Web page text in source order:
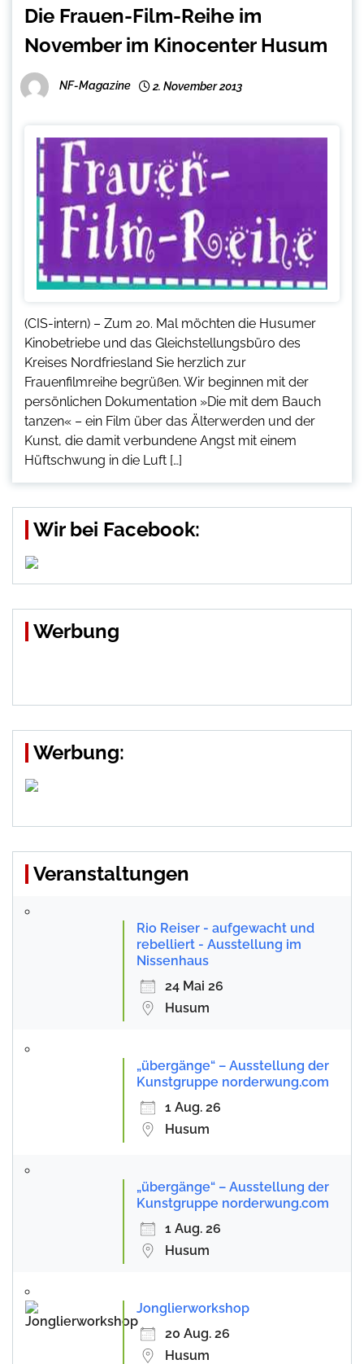
Die Frauen-Film-Reihe im
November im Kinocenter Husum
NF-Magazine 2. November 2013
(CIS-intern) – Zum 20. Mal möchten die Husumer
Kinobetriebe und das Gleichstellungsbüro des
Kreises Nordfriesland Sie herzlich zur
Frauenfilmreihe begrüßen. Wir beginnen mit der
persönlichen Dokumentation »Die mit dem Bauch
tanzen« – ein Film über das Älterwerden und der
Kunst, die damit verbundene Angst mit einem
Hüftschwung in die Luft […]
Wir bei Facebook:
Werbung
Werbung:
Veranstaltungen
Rio Reiser - aufgewacht und
rebelliert - Ausstellung im
Nissenhaus
24 Mai 26
Husum
„übergänge“ – Ausstellung der
Kunstgruppe norderwung.com
1 Aug. 26
Husum
„übergänge“ – Ausstellung der
Kunstgruppe norderwung.com
1 Aug. 26
Husum
Jonglierworkshop
20 Aug. 26
Husum